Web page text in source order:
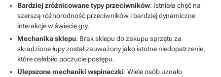
Bardziej zróżnicowane typy przeciwników: Istniała chęć na
szerszą różnorodność przeciwników i bardziej dynamiczne
interakcje w świecie gry.
Mechanika sklepu: Brak sklepu do zakupu sprzętu za
skradzione łupy został zauważony jako istotne niedopatrzenie,
które osłabiło poczucie postępu.
Ulepszone mechaniki wspinaczki: Wiele osób uznało